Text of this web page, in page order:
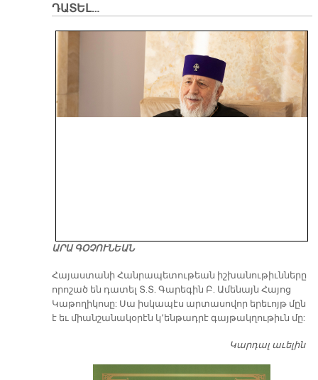
ԴԱՏԵԼ…
ԱՐԱ ԳՕՉՈՒՆԵԱՆ
​Հայաստանի Հանրապետութեան իշխանութիւնները
որոշած են դատել Տ.Տ. Գարեգին Բ. Ամենայն Հայոց
Կաթողիկոսը: Սա իսկապէս արտասովոր երեւոյթ մըն
է եւ միանշանակօրէն կ՚ենթադրէ գայթակղութիւն մը:
Կարդալ աւելին